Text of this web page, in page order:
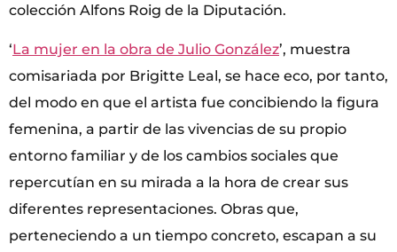
colección Alfons Roig de la Diputación.
‘La mujer en la obra de Julio González’, muestra
comisariada por Brigitte Leal, se hace eco, por tanto,
del modo en que el artista fue concibiendo la figura
femenina, a partir de las vivencias de su propio
entorno familiar y de los cambios sociales que
repercutían en su mirada a la hora de crear sus
diferentes representaciones. Obras que,
perteneciendo a un tiempo concreto, escapan a su